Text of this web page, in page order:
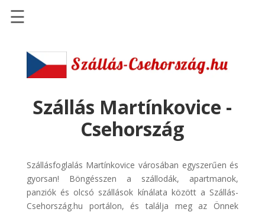
Szállások
Szállásinfo.eu
pénzvisszatérítéssel
Discover
Cars
☰
Szállás Martínkovice -
Csehország
Szállásfoglalás Martínkovice városában egyszerűen és
gyorsan! Böngésszen a szállodák, apartmanok,
panziók és olcsó szállások kínálata között a Szállás-
Csehország.hu portálon, és találja meg az Önnek